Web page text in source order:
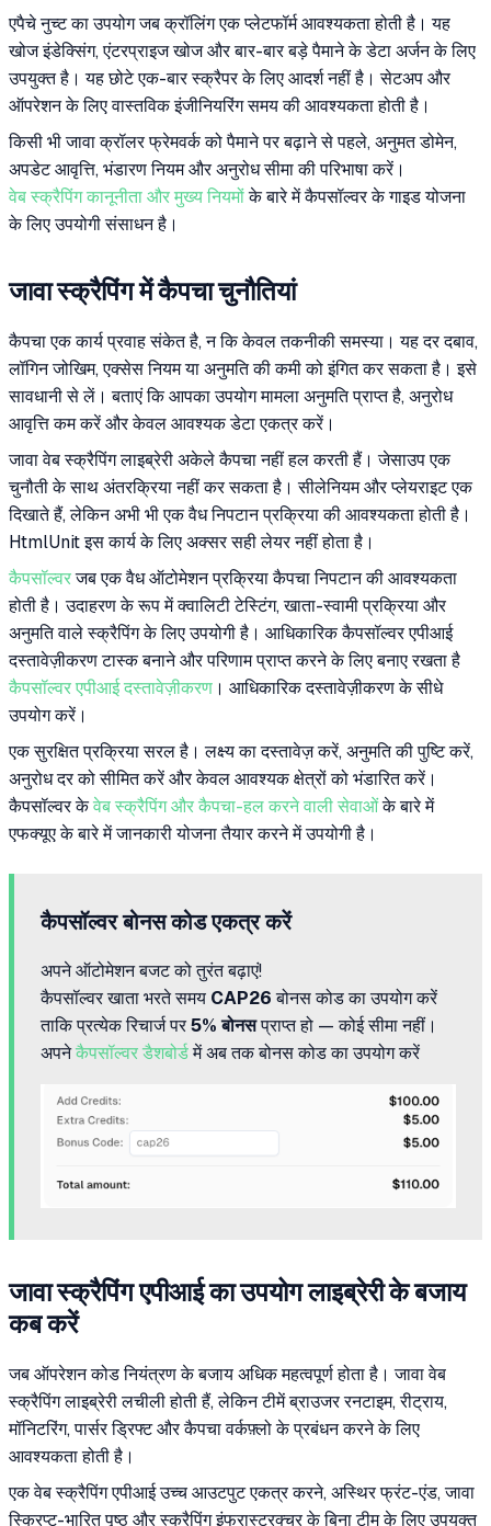
एपैचे नुच्ट का उपयोग जब क्रॉलिंग एक प्लेटफॉर्म आवश्यकता होती है। यह
खोज इंडेक्सिंग, एंटरप्राइज खोज और बार-बार बड़े पैमाने के डेटा अर्जन के लिए
उपयुक्त है। यह छोटे एक-बार स्क्रैपर के लिए आदर्श नहीं है। सेटअप और
ऑपरेशन के लिए वास्तविक इंजीनियरिंग समय की आवश्यकता होती है।
किसी भी जावा क्रॉलर फ्रेमवर्क को पैमाने पर बढ़ाने से पहले, अनुमत डोमेन,
अपडेट आवृत्ति, भंडारण नियम और अनुरोध सीमा की परिभाषा करें।
वेब स्क्रैपिंग कानूनीता और मुख्य नियमोंके बारे में कैपसॉल्वर के गाइड योजना
के लिए उपयोगी संसाधन है।
जावा स्क्रैपिंग में कैपचा चुनौतियां
कैपचा एक कार्य प्रवाह संकेत है, न कि केवल तकनीकी समस्या। यह दर दबाव,
लॉगिन जोखिम, एक्सेस नियम या अनुमति की कमी को इंगित कर सकता है। इसे
सावधानी से लें। बताएं कि आपका उपयोग मामला अनुमति प्राप्त है, अनुरोध
आवृत्ति कम करें और केवल आवश्यक डेटा एकत्र करें।
जावा वेब स्क्रैपिंग लाइब्रेरी अकेले कैपचा नहीं हल करती हैं। जेसाउप एक
चुनौती के साथ अंतरक्रिया नहीं कर सकता है। सीलेनियम और प्लेयराइट एक
दिखाते हैं, लेकिन अभी भी एक वैध निपटान प्रक्रिया की आवश्यकता होती है।
HtmlUnit इस कार्य के लिए अक्सर सही लेयर नहीं होता है।
कैपसॉल्वरजब एक वैध ऑटोमेशन प्रक्रिया कैपचा निपटान की आवश्यकता
होती है। उदाहरण के रूप में क्वालिटी टेस्टिंग, खाता-स्वामी प्रक्रिया और
अनुमति वाले स्क्रैपिंग के लिए उपयोगी है। आधिकारिक कैपसॉल्वर एपीआई
दस्तावेज़ीकरण टास्क बनाने और परिणाम प्राप्त करने के लिए बनाए रखता है
कैपसॉल्वर एपीआई दस्तावेज़ीकरण । आधिकारिक दस्तावेज़ीकरण के सीधे
उपयोग करें।
एक सुरक्षित प्रक्रिया सरल है। लक्ष्य का दस्तावेज़ करें, अनुमति की पुष्टि करें,
अनुरोध दर को सीमित करें और केवल आवश्यक क्षेत्रों को भंडारित करें।
कैपसॉल्वर केवेब स्क्रैपिंग और कैपचा-हल करने वाली सेवाओंके बारे में
एफक्यूए के बारे में जानकारी योजना तैयार करने में उपयोगी है।
कैपसॉल्वर बोनस कोड एकत्र करें
अपने ऑटोमेशन बजट को तुरंत बढ़ाएं!
कैपसॉल्वर खाता भरते समय CAP26 बोनस कोड का उपयोग करें
ताकि प्रत्येक रिचार्ज पर 5% बोनसप्राप्त हो — कोई सीमा नहीं।
अपनेकैपसॉल्वर डैशबोर्डमें अब तक बोनस कोड का उपयोग करें
जावा स्क्रैपिंग एपीआई का उपयोग लाइब्रेरी के बजाय
कब करें
जब ऑपरेशन कोड नियंत्रण के बजाय अधिक महत्वपूर्ण होता है। जावा वेब
स्क्रैपिंग लाइब्रेरी लचीली होती हैं, लेकिन टीमें ब्राउजर रनटाइम, रीट्राय,
मॉनिटरिंग, पार्सर ड्रिफ्ट और कैपचा वर्कफ़्लो के प्रबंधन करने के लिए
आवश्यकता होती है।
एक वेब स्क्रैपिंग एपीआई उच्च आउटपुट एकत्र करने, अस्थिर फ्रंट-एंड, जावा
स्क्रिप्ट-भारित पृष्ठ और स्क्रैपिंग इंफ्रास्ट्रक्चर के बिना टीम के लिए उपयुक्त